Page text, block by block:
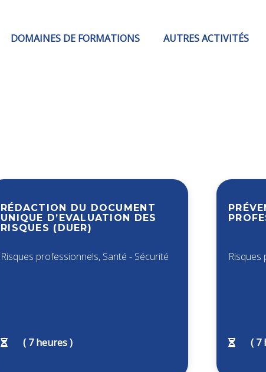
DOMAINES DE FORMATIONS AUTRES ACTIVITÉS
RÉDACTION DU DOCUMENT
UNIQUE D’EVALUATION DES
RISQUES (DUER)
Risques professionnels, Santé - Sécurité
( 7heures )
Risques
( 7